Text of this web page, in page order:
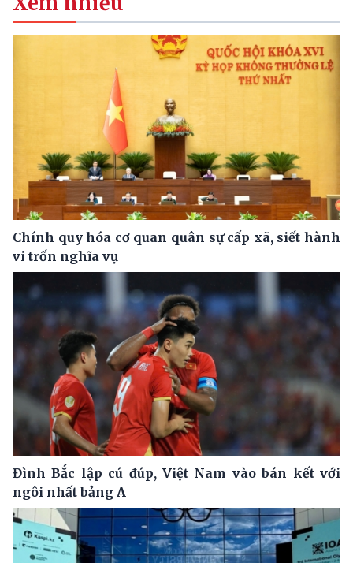
Chính quy hóa cơ quan quân sự cấp xã, siết hành
vi trốn nghĩa vụ
Đình Bắc lập cú đúp, Việt Nam vào bán kết với
ngôi nhất bảng A